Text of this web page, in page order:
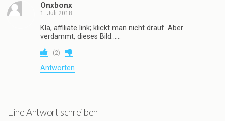
Onxbonx
1. Juli 2018
Kla, affiliate link; klickt man nicht drauf. Aber
verdammt, dieses Bild……
(2)
Antworten
Eine Antwort schreiben